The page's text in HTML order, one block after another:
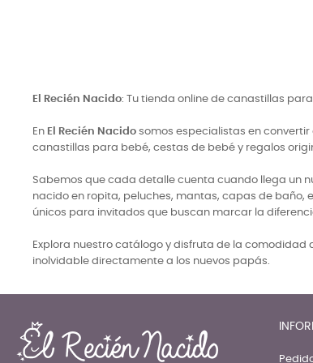
El Recién Nacido: Tu tienda online de canastillas
En El Recién Nacido somos especialistas en
canastillas para bebé, cestas de bebé y regalos
Sabemos que cada detalle cuenta cuando llega un
nacido en ropita, peluches, mantas, capas de baño,
únicos para invitados que buscan marcar la
Explora nuestro catálogo y disfruta de la comodidad
inolvidable directamente a los nuevos papás.